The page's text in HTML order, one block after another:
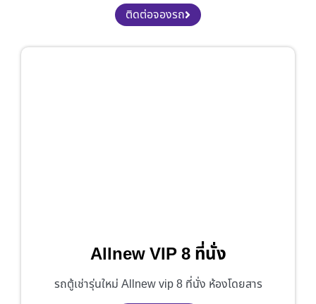
ติดต่อจองรถ
Allnew VIP 8 ที่นั่ง
รถตู้เช่ารุ่นใหม่ Allnew vip 8 ที่นั่ง ห้องโดยสาร